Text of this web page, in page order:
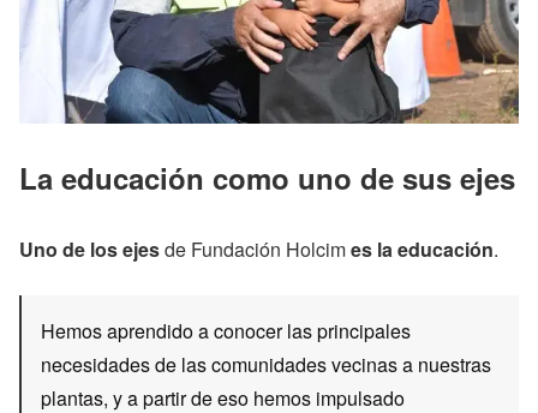
La educación como uno de sus ejes
Uno de los ejesde Fundación Holcimes la educación.
Hemos aprendido a conocer las principales
necesidades de las comunidades vecinas a nuestras
plantas, y a partir de eso hemos impulsado